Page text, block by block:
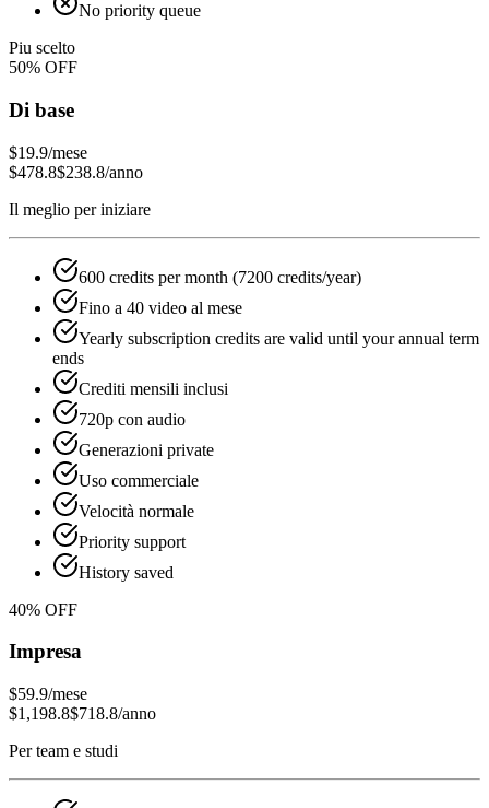
No priority queue
Piu scelto
50% OFF
Di base
$19.9/mese
$478.8$238.8/anno
Il meglio per iniziare
600 credits per month (7200 credits/year)
Fino a 40 video al mese
Yearly subscription credits are valid until your annual term
ends
Crediti mensili inclusi
720p con audio
Generazioni private
Uso commerciale
Velocità normale
Priority support
History saved
40% OFF
Impresa
$59.9/mese
$1,198.8$718.8/anno
Per team e studi